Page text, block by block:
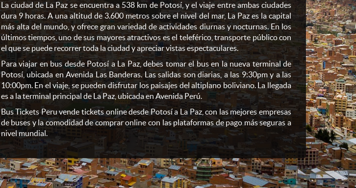
La ciudad de La Paz se encuentra a 538 km de Potosí, y el viaje entre ambas ciudades
dura 9 horas. A una altitud de 3.600 metros sobre el nivel del mar, La Paz es la capital
más alta del mundo, y ofrece gran variedad de actividades diurnas y nocturnas. En los
últimos tiempos, uno de sus mayores atractivos es el teleférico, transporte público con
el que se puede recorrer toda la ciudad y apreciar vistas espectaculares.
Para viajar en bus desde Potosí a La Paz, debes tomar el bus en la nueva terminal de
Potosí, ubicada en Avenida Las Banderas. Las salidas son diarias, a las 9:30pm y a las
10:00pm. En el viaje, se pueden disfrutar los paisajes del altiplano boliviano. La llegada
es a la terminal principal de La Paz, ubicada en Avenida Perú.
Bus Tickets Peru vende tickets online desde Potosí a La Paz, con las mejores empresas
de buses y la comodidad de comprar online con las plataformas de pago más seguras a
nivel mundial.